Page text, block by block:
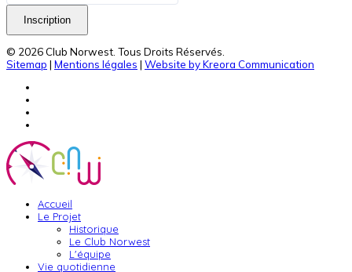
Inscription
© 2026 Club Norwest. Tous Droits Réservés.
Sitemap | Mentions légales | Website by Kreora Communication
Accueil
Le Projet
Historique
Le Club Norwest
L'équipe
Vie quotidienne